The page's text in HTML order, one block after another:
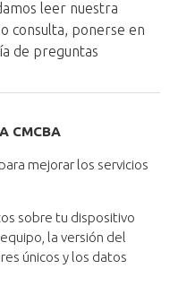
leer nuestra
consulta, ponerse en
de preguntas
CMCBA
mejorar los servicios
sobre tu dispositivo
la versión del
únicos y los datos